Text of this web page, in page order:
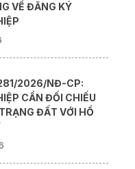
VỀ ĐĂNG KÝ
2026/NĐ-CP:
CẦN ĐỐI CHIẾU
ĐẤT VỚI HỒ